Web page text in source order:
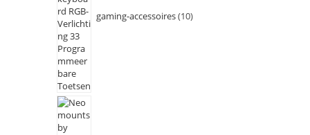
gaming-accessoires 10